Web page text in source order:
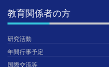
教育関係者の方
研究活動
年間行事予定
国際交流等